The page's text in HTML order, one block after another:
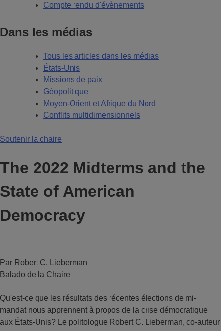
Compte rendu d'évènements
Dans les médias
Tous les articles dans les médias
États-Unis
Missions de paix
Géopolitique
Moyen-Orient et Afrique du Nord
Conflits multidimensionnels
Soutenir la chaire
The 2022 Midterms and the
State of American
Democracy
Par Robert C. Lieberman
Balado de la Chaire
Qu'est-ce que les résultats des récentes élections de mi-
mandat nous apprennent à propos de la crise démocratique
aux États-Unis? Le politologue Robert C. Lieberman, co-auteur